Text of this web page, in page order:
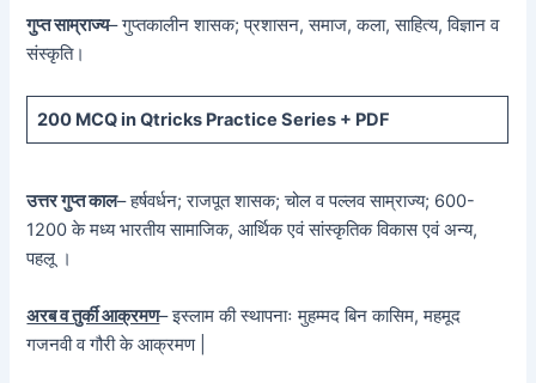
गुप्त साम्राज्य– गुप्तकालीन शासक; प्रशासन, समाज, कला, साहित्य, विज्ञान व
संस्कृति।
200 MCQ in Qtricks Practice Series + PDF
उत्तर गुप्त काल– हर्षवर्धन; राजपूत शासक; चोल व पल्लव साम्राज्य; 600-
1200 के मध्य भारतीय सामाजिक, आर्थिक एवं सांस्कृतिक विकास एवं अन्य,
पहलू ।
अरब व तुर्की आक्रमण– इस्लाम की स्थापनाः मुहम्मद बिन कासिम, महमूद
गजनवी व गौरी के आक्रमण |